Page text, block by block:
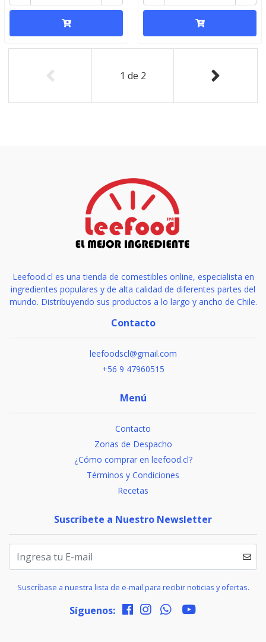
1 de 2
Leefood.cl es una tienda de comestibles online, especialista en
ingredientes populares y de alta calidad de diferentes partes del
mundo. Distribuyendo sus productos a lo largo y ancho de Chile.
Contacto
leefoodscl@gmail.com
+56 9 47960515
Menú
Contacto
Zonas de Despacho
¿Cómo comprar en leefood.cl?
Términos y Condiciones
Recetas
Suscríbete a Nuestro Newsletter
Suscríbase a nuestra lista de e-mail para recibir noticias y ofertas.
Síguenos: